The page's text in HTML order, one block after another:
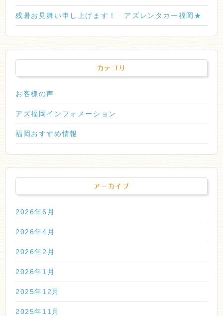
残暑お見舞い申し上げます！ アズレンタカー福岡★
カテゴリ
お客様の声
アズ福岡インフォメーション
福岡おすすめ情報
アーカイブ
2026年6月
2026年4月
2026年2月
2026年1月
2025年12月
2025年11月